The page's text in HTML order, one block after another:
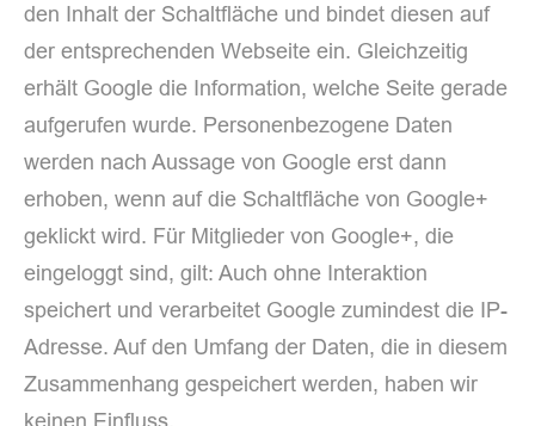
den Inhalt der Schaltfläche und bindet diesen auf
der entsprechenden Webseite ein. Gleichzeitig
erhält Google die Information, welche Seite gerade
aufgerufen wurde. Personenbezogene Daten
werden nach Aussage von Google erst dann
erhoben, wenn auf die Schaltfläche von Google+
geklickt wird. Für Mitglieder von Google+, die
eingeloggt sind, gilt: Auch ohne Interaktion
speichert und verarbeitet Google zumindest die IP-
Adresse. Auf den Umfang der Daten, die in diesem
Zusammenhang gespeichert werden, haben wir